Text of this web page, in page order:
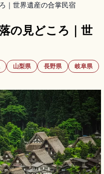
｜世界遺産の合掌民宿
の見どころ｜世
山梨県 長野県
岐阜県